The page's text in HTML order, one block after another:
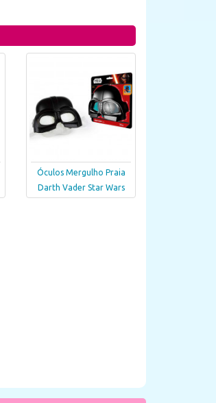
Óculos Mergulho Praia
Darth Vader Star Wars